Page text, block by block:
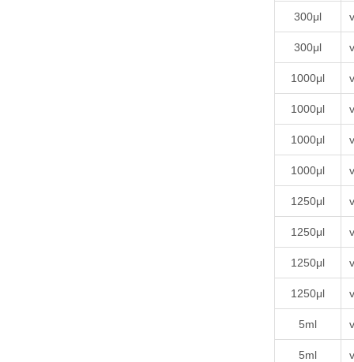
300μl
300μl
1000μl
1000μl
1000μl
1000μl
1250μl
1250μl
1250μl
1250μl
5ml
5ml